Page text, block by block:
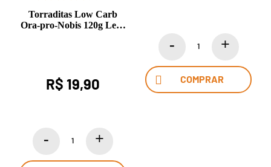
Torraditas Low Carb
Ora-pro-Nobis 120g Leve
R$ 19,90 COMPRAR